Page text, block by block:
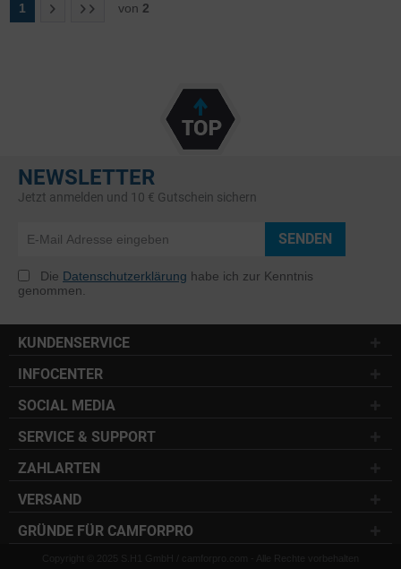
1 von 2
NEWSLETTER
Jetzt anmelden und 10 € Gutschein sichern
SENDEN
Die Datenschutzerklärung habe ich zur Kenntnis
genommen.
KUNDENSERVICE
INFOCENTER
SOCIAL MEDIA
SERVICE & SUPPORT
ZAHLARTEN
VERSAND
GRÜNDE FÜR CAMFORPRO
Copyright © 2025 S.H1 GmbH / camforpro.com - Alle Rechte vorbehalten